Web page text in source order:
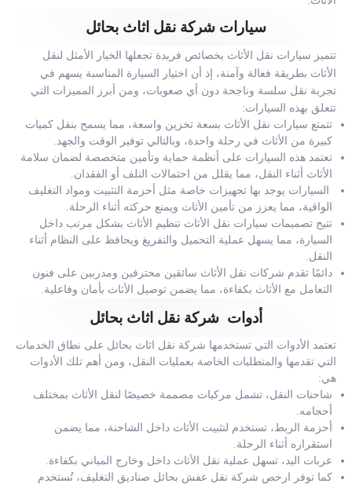
سيارات شركة نقل اثاث بحائل
تتميز سيارات نقل الأثاث بخصائص فريدة تجعلها الخيار الأمثل لنقل
الأثاث بطريقة فعالة وآمنة، إذ أن اختيار السيارة المناسبة يسهم في
تجربة نقل سلسة وناجحة دون أي صعوبات، ومن أبرز المميزات التي
تتعلق بهذه السيارات:
تتمتع سيارات نقل الأثاث بسعة تخزين واسعة، مما يسمح بنقل كميات
كبيرة من الأثاث في رحلة واحدة، وبالتالي توفير الوقت والجهد.
تعتمد هذه السيارات على أنظمة حماية وتأمين متخصصة لضمان سلامة
الأثاث أثناء النقل، مما يقلل من احتمالات التلف أو الفقدان.
السيارات يوجد بها تجهيزات خاصة مثل أحزمة التثبيت ومواد التغليف
الواقية، مما يعزز من تأمين الأثاث ويمنع حركته أثناء الرحلة.
تتيح تصميمات سيارات نقل الأثاث تنظيم الأثاث بشكل مرتب داخل
السيارة، مما يسهل عملية التحميل والتفريغ ويحافظ على النظام أثناء
النقل.
دائمًا تقدم شركات نقل الأثاث سائقين محترفين ومدربين على فنون
التعامل مع الأثاث بكفاءة، مما يضمن توصيل الأثاث بأمان وفاعلية.
أدوات شركة نقل اثاث بحائل
تعتمد الأدوات التي تستخدمها شركة نقل اثاث بحائل على نطاق الخدمات
التي تقدمها والمتطلبات الخاصة بعمليات النقل، ومن أهم تلك الأدوات
هي:
شاحنات النقل، تشمل مركبات مصممة خصيصًا لنقل الأثاث بمختلف
أحجامه.
أحزمة الربط، تستخدم لتثبيت الأثاث داخل الشاحنة، مما يضمن
استقراره أثناء الرحلة.
عربات اليد، تسهل عملية نقل الأثاث داخل وخارج المباني بكفاءة.
كما توفر ارخص شركة نقل عفش بحائل صناديق التغليف، تُستخدم